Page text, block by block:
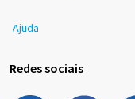
Ajuda
Redes sociais